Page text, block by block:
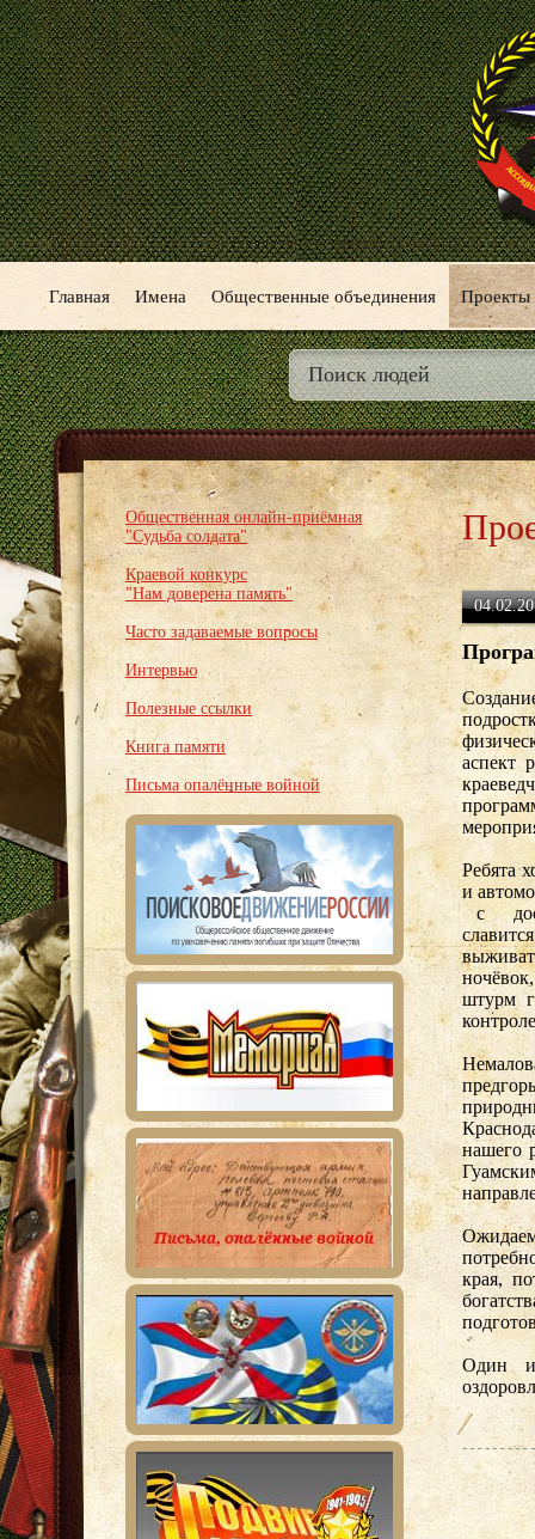
Главная Имена Общественные объединения Проекты
Общественная онлайн-приёмная
"Судьба солдата"
Краевой конкурс
"Нам доверена память"
Часто задаваемые вопросы
Интервью
Полезные ссылки
Книга памяти
Письма опалённые войной
аспект
Ребята
и
с
штурм
нашего
края,
Один